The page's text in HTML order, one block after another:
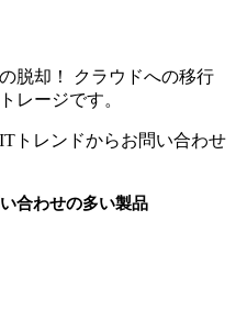
脱却！ クラウドへの移行
レージです。
トレンドからお問い合わせ
合わせの多い製品